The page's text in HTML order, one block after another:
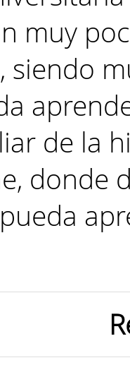
muy
siendo
de la
donde